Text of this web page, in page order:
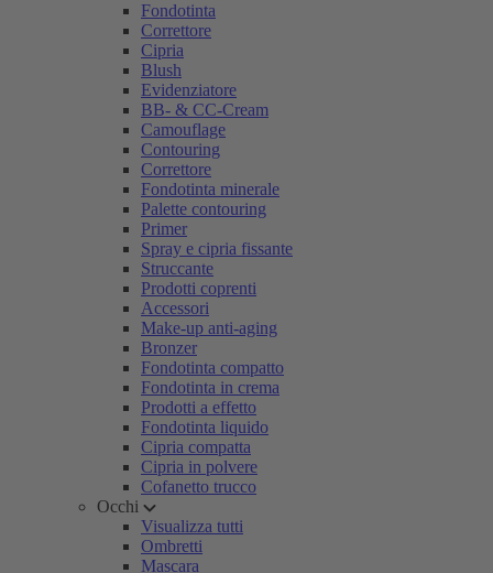
Fondotinta
Correttore
Cipria
Blush
Evidenziatore
BB- & CC-Cream
Camouflage
Contouring
Correttore
Fondotinta minerale
Palette contouring
Primer
Spray e cipria fissante
Struccante
Prodotti coprenti
Accessori
Make-up anti-aging
Bronzer
Fondotinta compatto
Fondotinta in crema
Prodotti a effetto
Fondotinta liquido
Cipria compatta
Cipria in polvere
Cofanetto trucco
Occhi
Visualizza tutti
Ombretti
Mascara